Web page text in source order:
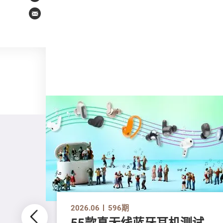
Email
2026.06 596期